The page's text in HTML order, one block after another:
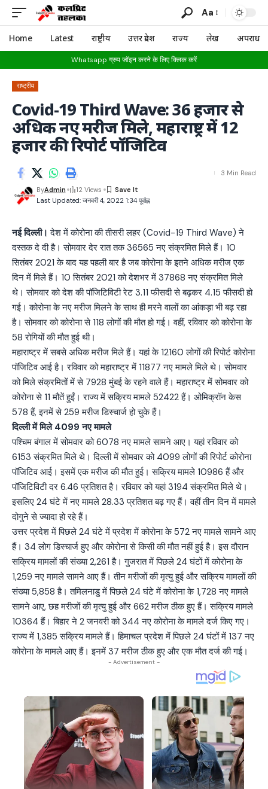
Aa
Home Latest राष्ट्रीय उत्तर प्रदेश राज्य लेख अपराध
Whatsapp ग्रुप जॉइन करने के लिए क्लिक करें
राष्ट्रीय
Covid-19 Third Wave: 36 हजार से
अधिक नए मरीज मिले, महाराष्ट्र में 12
हजार की रिपोर्ट पॉजिटिव
Last Updated: जनवरी 4, 2022 1:34 पूर्वाह्न
ByAdmin 12 Views
3 Min Read
नई दिल्ली। देश में कोरोना की तीसरी लहर (Covid-19 Third Wave) ने
दस्तक दे दी है। सोमवार देर रात तक 36565 नए संक्रमित मिले हैं। 10
सितंबर 2021 के बाद यह पहली बार है जब कोरोना के इतने अधिक मरीज एक
दिन में मिले हैं। 10 सितंबर 2021 को देशभर में 37868 नए संक्रमित मिले
थे। सोमवार को देश की पॉजिटिविटी रेट 3.11 फीसदी से बढ़कर 4.15 फीसदी हो
गई। कोरोना के नए मरीज मिलने के साथ ही मरने वालों का आंकड़ा भी बढ़ रहा
है। सोमवार को कोरोना से 118 लोगों की मौत हो गई। वहीं, रविवार को कोरोना के
58 रोगियों की मौत हुई थी।
महाराष्ट्र में सबसे अधिक मरीज मिले हैं। यहां के 12160 लोगों की रिपोर्ट कोरोना
पॉजिटिव आई है। रविवार को महाराष्ट्र में 11877 नए मामले मिले थे। सोमवार
को मिले संक्रमितों में से 7928 मुंबई के रहने वाले हैं। महाराष्ट्र में सोमवार को
कोरोना से 11 मौतें हुईं। राज्य में सक्रिय मामले 52422 हैं। ओमिक्रॉन केस
578 हैं, इनमें से 259 मरीज डिस्चार्ज हो चुके हैं।
दिल्ली में मिले 4099 नए मामले
पश्चिम बंगाल में सोमवार को 6078 नए मामले सामने आए। यहां रविवार को
6153 संक्रमित मिले थे। दिल्ली में सोमवार को 4099 लोगों की रिपोर्ट कोरोना
पॉजिटिव आई। इसमें एक मरीज की मौत हुई। सक्रिय मामले 10986 हैं और
पॉजिटिविटी दर 6.46 प्रतिशत है। रविवार को यहां 3194 संक्रमित मिले थे।
इसलिए 24 घंटे में नए मामले 28.33 प्रतिशत बढ़ गए हैं। वहीं तीन दिन में मामले
दोगुने से ज्यादा हो रहे हैं।
उत्तर प्रदेश में पिछले 24 घंटे में प्रदेश में कोरोना के 572 नए मामले सामने आए
हैं। 34 लोग डिस्चार्ज हुए और कोरोना से किसी की मौत नहीं हुई है। इस दौरान
सक्रिय मामलों की संख्या 2,261 है। गुजरात में पिछले 24 घंटों में कोरोना के
1,259 नए मामले सामने आए हैं। तीन मरीजों की मृत्यु हुई और सक्रिय मामलों की
संख्या 5,858 है। तमिलनाडु में पिछले 24 घंटे में कोरोना के 1,728 नए मामले
सामने आए, छह मरीजों की मृत्यु हुई और 662 मरीज ठीक हुए हैं। सक्रिय मामले
10364 हैं। बिहार ने 2 जनवरी को 344 नए कोरोना के मामले दर्ज किए गए।
राज्य में 1,385 सक्रिय मामले हैं। हिमाचल प्रदेश में पिछले 24 घंटों में 137 नए
कोरोना के मामले आए हैं। इनमें 37 मरीज ठीक हुए और एक मौत दर्ज की गई।
- Advertisement -